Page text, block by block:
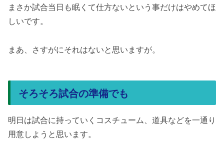
まさか試合当日も眠くて仕方ないという事だけはやめてほ
しいです。
まあ、さすがにそれはないと思いますが。
そろそろ試合の準備でも
明日は試合に持っていくコスチューム、道具などを一通り
用意しようと思います。